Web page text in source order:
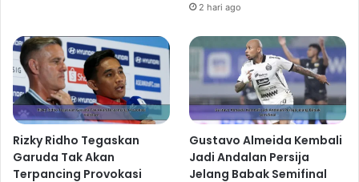
2 hari ago
Rizky Ridho Tegaskan
Garuda Tak Akan
Terpancing Provokasi
Gustavo Almeida Kembali
Jadi Andalan Persija
Jelang Babak Semifinal